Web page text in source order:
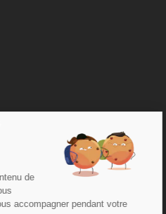
de
accompagner pendant votre